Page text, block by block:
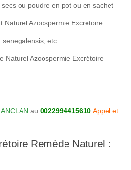
ou poudre en pot ou en sachet
Naturel Azoospermie Excrétoire
senegalensis, etc
Naturel Azoospermie Excrétoire
au 0022994415610 Appel et
Remède Naturel :